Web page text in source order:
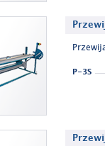
P-3S